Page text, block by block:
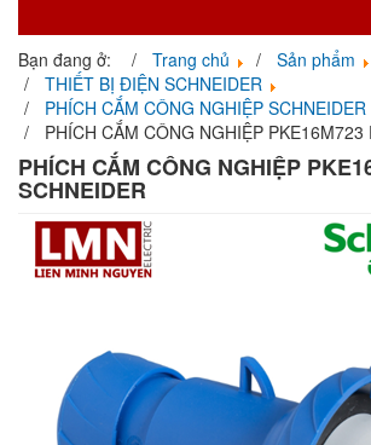
Bạn đang ở: Trang chủ
Sản phẩm
THIẾT BỊ ĐIỆN SCHNEIDER
PHÍCH CẮM CÔNG NGHIỆP SCHNEIDER
PHÍCH CẮM CÔNG NGHIỆP PKE16M723
PHÍCH CẮM CÔNG NGHIỆP
SCHNEIDER